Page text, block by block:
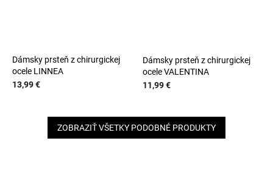
Dámsky prsteň z chirurgickej
ocele LINNEA
13,99 €
Dámsky prsteň z chirurgickej
ocele VALENTINA
11,99 €
ZOBRAZIŤ VŠETKY PODOBNÉ PRODUKTY